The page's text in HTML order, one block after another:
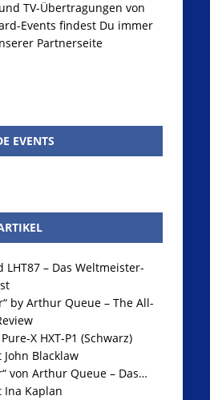
TV-Übertragungen von
Events findest Du immer
Partnerseite
EVENTS
LHT87 – Das Weltmeister-
by Arthur Queue – The All-
X HXT-P1 (Schwarz)
Blacklaw
von Arthur Queue – Das…
Kaplan